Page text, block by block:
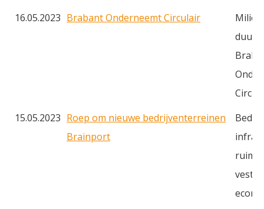
16.05.2023 Brabant Onderneemt Circulair
15.05.2023 Roep om nieuwe bedrijventerreinen
Brainport